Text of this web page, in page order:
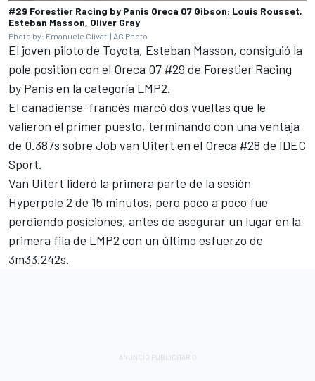
#29 Forestier Racing by Panis Oreca 07 Gibson: Louis Rousset,
Esteban Masson, Oliver Gray
Photo by: Emanuele Clivati | AG Photo
El joven piloto de Toyota, Esteban Masson, consiguió la
pole position con el Oreca 07 #29 de Forestier Racing
by Panis en la categoría LMP2.
El canadiense-francés marcó dos vueltas que le
valieron el primer puesto, terminando con una ventaja
de 0.387s sobre Job van Uitert en el Oreca #28 de IDEC
Sport.
Van Uitert lideró la primera parte de la sesión
Hyperpole 2 de 15 minutos, pero poco a poco fue
perdiendo posiciones, antes de asegurar un lugar en la
primera fila de LMP2 con un último esfuerzo de
3m33.242s.